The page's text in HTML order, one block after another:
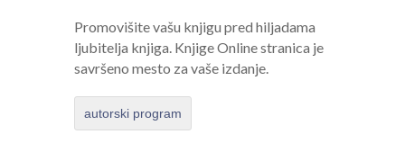
Promovišite vašu knjigu pred hiljadama
ljubitelja knjiga. Knjige Online stranica je
savršeno mesto za vaše izdanje.
autorski program